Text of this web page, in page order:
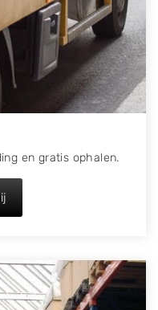
Honda, Hyundai,
Nissan, Opel,
Skoda, Suzuki, Tesla,
en gratis ophalen.